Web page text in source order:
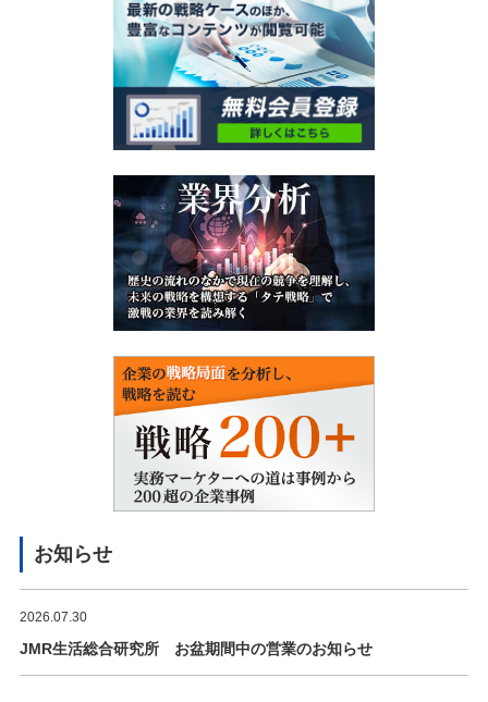
お知らせ
2026.07.30
JMR生活総合研究所 お盆期間中の営業のお知らせ